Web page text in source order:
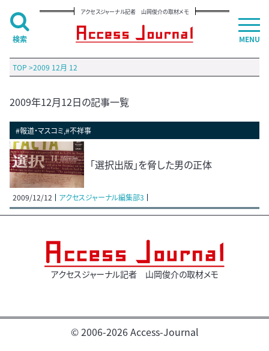
アクセスジャーナル記者 山岡俊介の取材メモ
TOP >2009 12月 12
2009年12月12日の記事一覧
#報道・マスコミ,#不祥事
「選択出版」を脅した男の正体
2009/12/12 アクセスジャーナル編集部3
アクセスジャーナル記者 山岡俊介の取材メモ
© 2006-2026 Access-Journal
MENU
検索